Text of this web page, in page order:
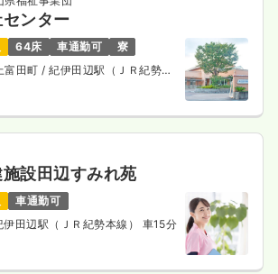
ンター
64床 車通勤可
寮
富田町/ 紀伊田辺駅（ＪＲ紀勢本
設田辺すみれ苑
車通勤可
伊田辺駅（ＪＲ紀勢本線） 車15分